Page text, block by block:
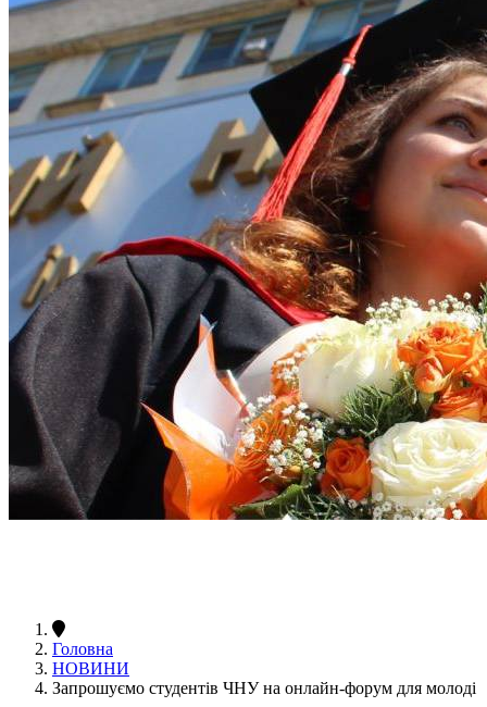
Головна
НОВИНИ
Запрошуємо студентів ЧНУ на онлайн-форум для молоді